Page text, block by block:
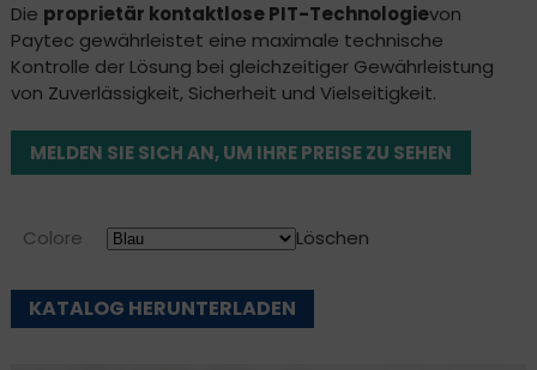
Die proprietär kontaktlose PIT-Technologievon
Paytec gewährleistet eine maximale technische
Kontrolle der Lösung bei gleichzeitiger Gewährleistung
von Zuverlässigkeit, Sicherheit und Vielseitigkeit.
MELDEN SIE SICH AN, UM IHRE PREISE ZU SEHEN
Colore Löschen
KATALOG HERUNTERLADEN